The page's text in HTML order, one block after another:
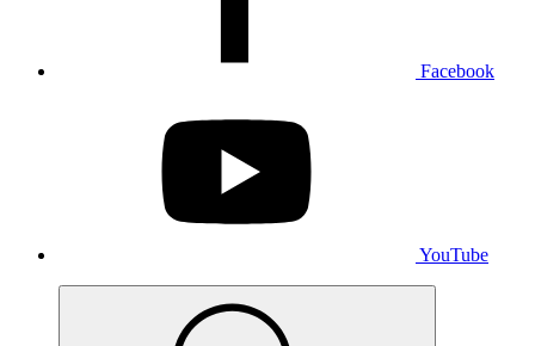
Facebook
YouTube